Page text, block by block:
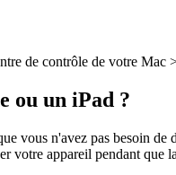
de contrôle de votre Mac
ou un iPad ?
vous n'avez pas besoin
votre appareil pendant que